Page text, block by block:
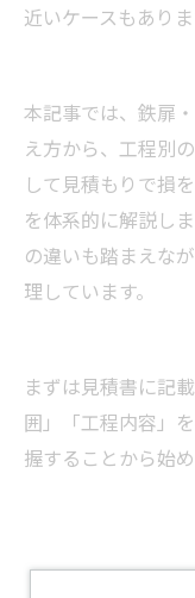
近いケースもありま
本記事では、鉄扉
え方から、工程別
して見積もりで損
を体系的に解説し
の違いも踏まえな
理しています。
まずは見積書に記
囲」「工程内容」
握することから始め